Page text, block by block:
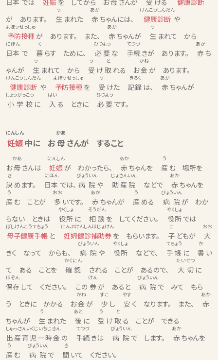
が あります。 生
う
まれた 赤
あか
ちゃんには、 健康診断
けんこうしんだん
や
予防接種
よぼうせっしゅ
が あります。 また、 赤
あか
ちゃんが 生
う
まれて から
日本
にほん
で 暮
く
らす ために、 必要
ひつよう
な 手続
てつづ
きが あります。 赤
あか
ゃんが 生
う
まれて から 受
う
け取
と
れる お金
かね
が あります。
健康診断
けんこうしんだん
や 予防接種
よぼうせっしゅ
を 受
う
けた 記録
きろく
は、 赤
あか
ちゃんが
小学校
しょうがっこう
に 入
はい
る ときに 必要
ひつよう
です。
妊娠
にんしん
中に お母
かあ
さんが すること
お母
かあ
さんは 妊娠
にんしん
が わかったら、 赤
あか
ちゃんを 産
う
む 場所を
決
き
めます。 日本
にほん
では、 病院
びょういん
や 助産院
じょさんいん
などで 赤
あか
ちゃんを
産
う
む ことが 多
おお
いです。 赤
あか
ちゃんが 産
う
める 病院
びょういん
らない ときは 役所
やくしょ
に 相談
そうだん
を してください。 役所
やくしょ
では
母子健康手帳
ぼしけんこうてちょう
と 妊婦健診補助券
にんぷけんしんほじょけん
を もらいます。 子
こ
どもが 大
おお
きく なって からも、 病院
びょういん
や 役所
やくしょ
などで、 手帳
てちょう
に 書
か
て ある ことを 確認
かくにん
される ことが あるので、 大切
たいせつ
に
保存
ほぞん
して ください。 この 券
けん
が あると 病院
びょういん
う ときに かかる お金
かね
が 少
すこ
し 安
やす
く なります。 また、 赤
あか
ちゃんが 生
う
まれた 後
あと
に 受
う
け取
と
る ことが できる
出産育児一時金
しゅっさんいくじいちじきん
の 手続
てつづ
きは 病院
びょういん
で します。 赤
あか
ちゃんを
産
う
む 病院
びょういん
で 聞
き
いて ください。